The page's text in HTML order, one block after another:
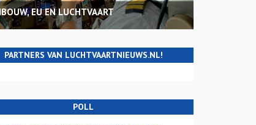
EU EN LUCHTVAART
PARTNERS VAN LUCHTVAARTNIEUWS.NL!
POLL